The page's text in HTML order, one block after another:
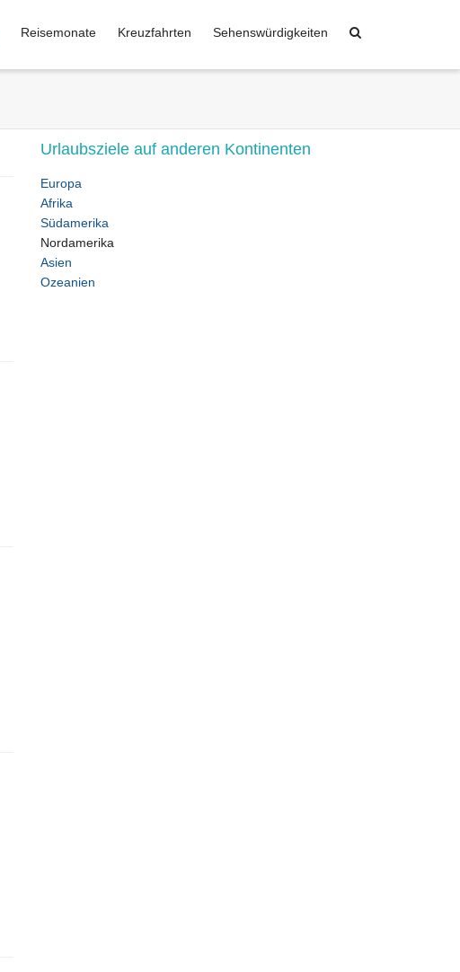
Reisemonate Kreuzfahrten Sehenswürdigkeiten
Urlaubsziele auf anderen Kontinenten
Europa
Afrika
Südamerika
Nordamerika
Asien
Ozeanien